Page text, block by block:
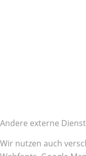
Andere externe
Wir nutzen auch